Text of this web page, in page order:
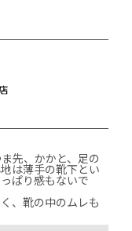
先、かかと、足の
は薄手の靴下とい
ぱり感もないで
、靴の中のムレも